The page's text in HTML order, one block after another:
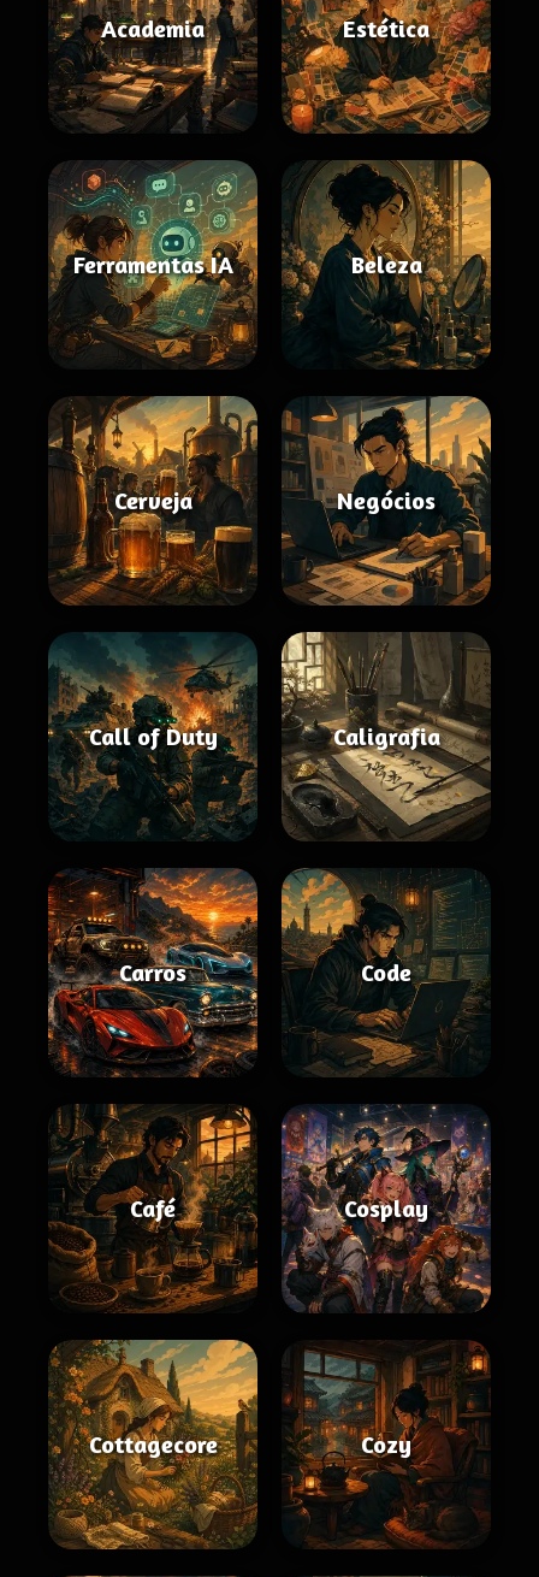
Academia Estética
Ferramentas IA Beleza
Cerveja Negócios
Call of Duty Caligrafia
Carros Code
Café Cosplay
Cottagecore Cozy